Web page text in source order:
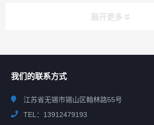
展开更多
我们的联系方式
江苏省无锡市锡山区翰林路55号
TEL：13912479193